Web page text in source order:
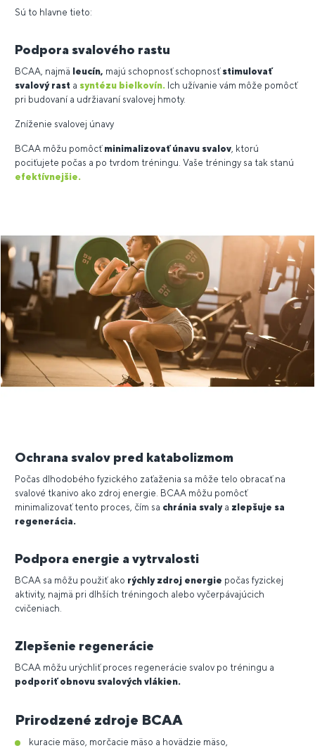
Sú to hlavne tieto:
Podpora svalového rastu
BCAA, najmä leucín, majú schopnosť schopnosťstimulovať
svalový rast a syntézu bielkovín. Ich užívanie vám môže pomôcť
pri budovaní a udržiavaní svalovej hmoty.
Zníženie svalovej únavy
BCAA môžu pomôcť minimalizovať únavu svalov, ktorú
pociťujete počas a po tvrdom tréningu. Vaše tréningy sa tak stanú
efektívnejšie.
Ochrana svalov pred katabolizmom
Počas dlhodobého fyzického zaťaženia sa môže telo obracať na
svalové tkanivo ako zdroj energie. BCAA môžu pomôcť
minimalizovať tento proces, čím sa chránia svalya zlepšuje sa
regenerácia.
Podpora energie a vytrvalosti
BCAA sa môžu použiť ako rýchly zdroj energie počas fyzickej
aktivity, najmä pri dlhších tréningoch alebo vyčerpávajúcich
cvičeniach.
Zlepšenie regenerácie
BCAA môžu urýchliť proces regenerácie svalov po tréningu a
podporiť obnovu svalových vlákien.
Prirodzené zdroje BCAA
kuracie mäso, morčacie mäso a hovädzie mäso,